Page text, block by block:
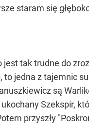
staram się
jest tak trudne do
jedna z tajemnic
są
Szekspir,
przyszły